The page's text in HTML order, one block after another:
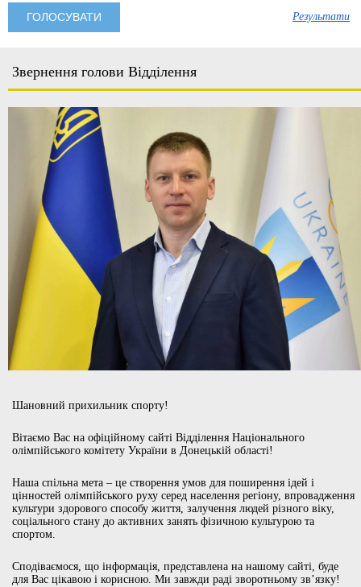
Результати
Звернення голови Відділення
Шановний прихильник спорту!
Вітаємо Вас на офіційному сайті Відділення Національного
олімпійського комітету України в Донецькій області!
Наша спільна мета – це створення умов для поширення ідей і
цінностей олімпійського руху серед населення регіону, впровадження
культури здорового способу життя, залучення людей різного віку,
соціального стану до активних занять фізичною культурою та
спортом.
Сподіваємося, що інформація, представлена на нашому сайті, буде
для Вас цікавою і корисною. Ми завжди раді зворотньому зв’язку!